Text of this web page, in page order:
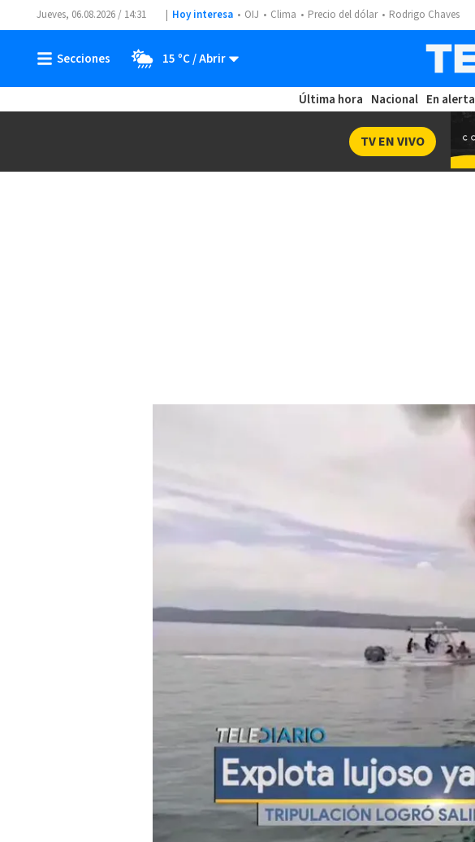
Jueves, 06.08.2026 / 14:31 Hoy interesa OIJ Clima Precio del dólar Rodrigo Chaves
15 ºC
Última hora Nacional En alerta
TV EN VIVO